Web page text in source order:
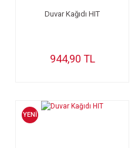
Duvar Kağıdı HIT
944,90 TL
YENİ